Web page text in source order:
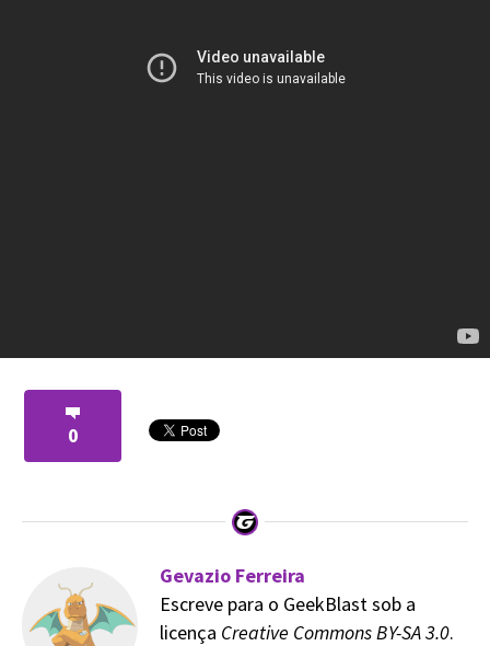
0
Gevazio Ferreira
Escreve para o GeekBlast sob a
licença Creative Commons BY-SA 3.0.